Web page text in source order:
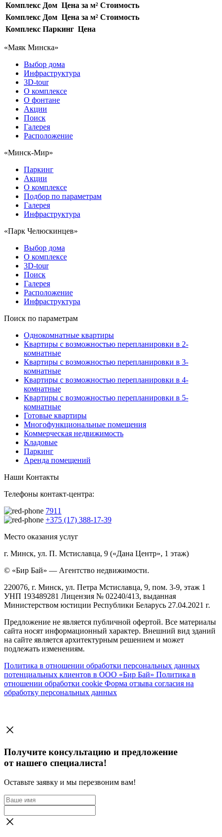
Комплекс Дом Цена за м² Стоимость
Комплекс Дом Цена за м² Стоимость
Комплекс Паркинг Цена
«Маяк Минска»
Выбор дома
Инфраструктура
3D-tour
О комплексе
О фонтане
Акции
Поиск
Галерея
Расположение
«Минск-Мир»
Паркинг
Акции
О комплексе
Подбор по параметрам
Галерея
Инфраструктура
«Парк Челюскинцев»
Выбор дома
О комплексе
3D-tour
Поиск
Галерея
Расположение
Инфраструктура
Поиск по параметрам
Однокомнатные квартиры
Квартиры с возможностью перепланировки в 2-
комнатные
Квартиры с возможностью перепланировки в 3-
комнатные
Квартиры с возможностью перепланировки в 4-
комнатные
Квартиры с возможностью перепланировки в 5-
комнатные
Готовые квартиры
Многофункциональные помещения
Коммерческая недвижимость
Кладовые
Паркинг
Аренда помещений
Наши Контакты
Телефоны контакт-центра:
7911
+375 (17) 388-17-39
Место оказания услуг
г. Минск, ул. П. Мстиславца, 9 («Дана Центр», 1 этаж)
© «Бир Бай» — Агентство недвижимости.
220076, г. Минск, ул. Петра Мстиславца, 9, пом. 3-9, этаж 1
УНП 193489281 Лицензия № 02240/413, выданная
Министерством юстиции Республики Беларусь 27.04.2021 г.
Предложение не является публичной офертой. Все материалы
сайта носят информационный характер. Внешний вид зданий
на сайте является архитектурным решением и может
подлежать изменениям.
Политика в отношении обработки персональных данных
потенциальных клиентов в ООО «Бир Бай» Политика в
отношении обработки cookie Форма отзыва согласия на
обработку персональных данных
Получите консультацию и предложение
от нашего специалиста!
Оставьте заявку и мы перезвоним вам!